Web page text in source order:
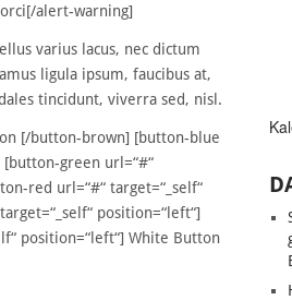
alert-warning]
varius lacus, nec dictum
ligula ipsum, faucibus at,
tincidunt, viverra sed, nisl.
[/button-brown] [button-blue
green url=“#“
red url=“#“ target=“_self“
position=“left“]
position=“left“] White Button